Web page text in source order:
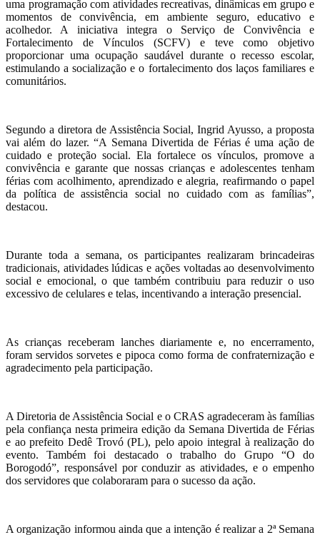
uma programação com atividades recreativas, dinâmicas em grupo e
momentos de convivência, em ambiente seguro, educativo e
acolhedor. A iniciativa integra o Serviço de Convivência e
Fortalecimento de Vínculos (SCFV) e teve como objetivo
proporcionar uma ocupação saudável durante o recesso escolar,
estimulando a socialização e o fortalecimento dos laços familiares e
comunitários.
Segundo a diretora de Assistência Social, Ingrid Ayusso, a proposta
vai além do lazer. “A Semana Divertida de Férias é uma ação de
cuidado e proteção social. Ela fortalece os vínculos, promove a
convivência e garante que nossas crianças e adolescentes tenham
férias com acolhimento, aprendizado e alegria, reafirmando o papel
da política de assistência social no cuidado com as famílias”,
destacou.
Durante toda a semana, os participantes realizaram brincadeiras
tradicionais, atividades lúdicas e ações voltadas ao desenvolvimento
social e emocional, o que também contribuiu para reduzir o uso
excessivo de celulares e telas, incentivando a interação presencial.
As crianças receberam lanches diariamente e, no encerramento,
foram servidos sorvetes e pipoca como forma de confraternização e
agradecimento pela participação.
A Diretoria de Assistência Social e o CRAS agradeceram às famílias
pela confiança nesta primeira edição da Semana Divertida de Férias
e ao prefeito Dedê Trovó (PL), pelo apoio integral à realização do
evento. Também foi destacado o trabalho do Grupo “O do
Borogodó”, responsável por conduzir as atividades, e o empenho
dos servidores que colaboraram para o sucesso da ação.
A organização informou ainda que a intenção é realizar a 2ª Semana